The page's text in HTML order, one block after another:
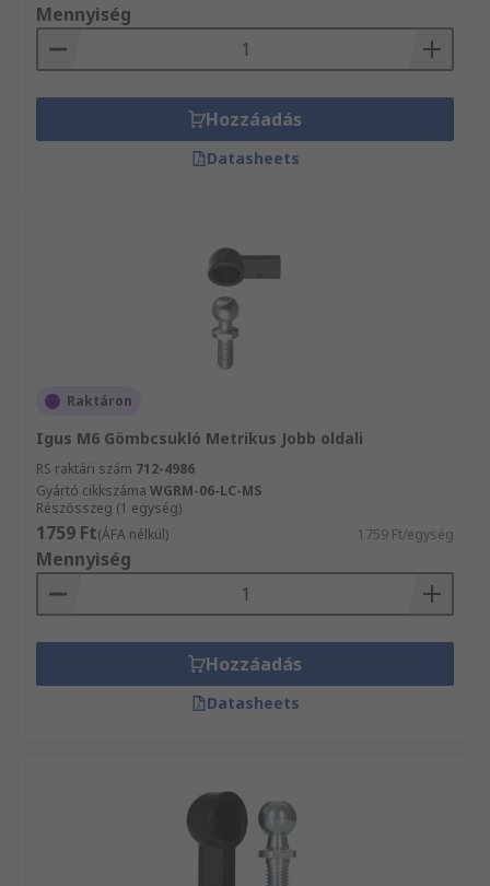
Mennyiség
Hozzáadás
Datasheets
Raktáron
Igus M6 Gömbcsukló Metrikus Jobb oldali
RS raktári szám 712-4986
Gyártó cikkszáma WGRM-06-LC-MS
Részösszeg (1 egység)
1759 Ft(ÁFA nélkül) 1759 Ft/egység
Mennyiség
Hozzáadás
Datasheets